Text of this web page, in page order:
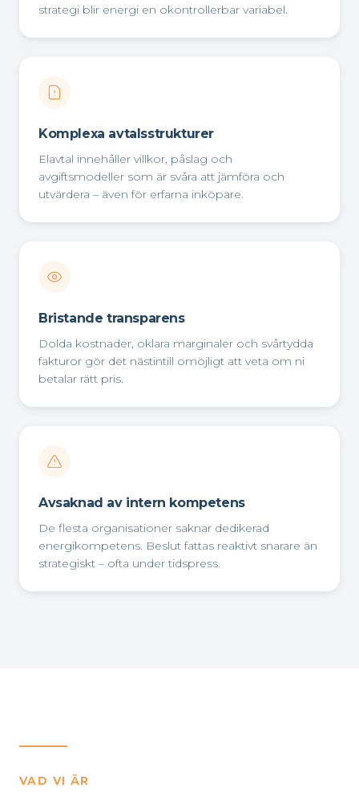
strategi blir energi en okontrollerbar variabel.
Komplexa avtalsstrukturer
Elavtal innehåller villkor, påslag och
avgiftsmodeller som är svåra att jämföra och
utvärdera – även för erfarna inköpare.
Bristande transparens
Dolda kostnader, oklara marginaler och svårtydda
fakturor gör det nästintill omöjligt att veta om ni
betalar rätt pris.
Avsaknad av intern kompetens
De flesta organisationer saknar dedikerad
energikompetens. Beslut fattas reaktivt snarare än
strategiskt – ofta under tidspress.
VAD VI ÄR